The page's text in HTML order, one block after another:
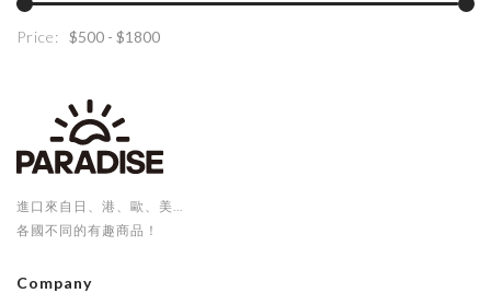
Price:
進口來自日、港、歐、美...
各國不同的有趣商品！
Company